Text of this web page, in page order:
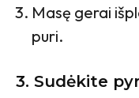
Masę gerai
puri.
3. Sudėkite